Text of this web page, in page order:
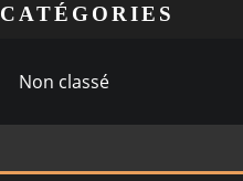
CATÉGORIES
Non classé